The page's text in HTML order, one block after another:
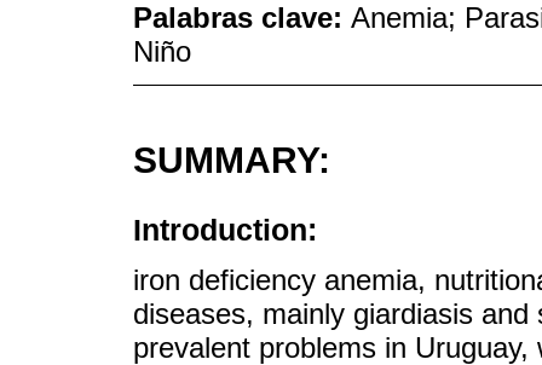
Palabras clave: Anemia;
Niño
SUMMARY:
Introduction:
iron deficiency anemia,
diseases, mainly giardiasis
prevalent problems in